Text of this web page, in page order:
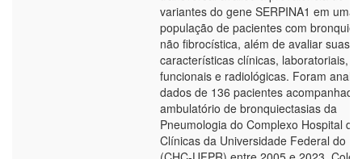
variantes do gene SERPINA1 em uma
população de pacientes com
não fibrocística, além de avaliar suas
características clínicas, laboratoriais,
funcionais e radiológicas. Foram
dados de 136 pacientes
ambulatório de bronquiectasias da
Pneumologia do Complexo Hospital de
Clínicas da Universidade Federal do